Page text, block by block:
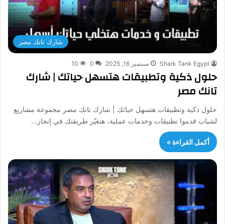
شارك تانك مصر
Shark Tank Egypt سبتمبر 16, 2025 0
10
حلول ذكية وتطبيقات هتسهل حياتك | شارك
تانك مصر
حلول ذكية وتطبيقات هتسهل حياتك | شارك تانك مصر مجموعة مشاريع
لشباب قدموا تطبيقات وخدمات عملية، هتغيّر طريقتك في إنجاز…
أكمل القراءة »